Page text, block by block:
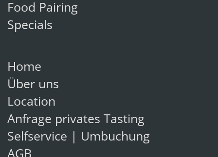
Food Pairing
Specials
Home
Über uns
Location
Anfrage privates Tasting
Selfservice | Umbuchung